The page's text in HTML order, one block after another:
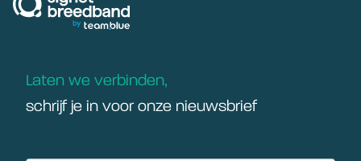
Laten we verbinden,
schrijf je in voor onze nieuwsbrief